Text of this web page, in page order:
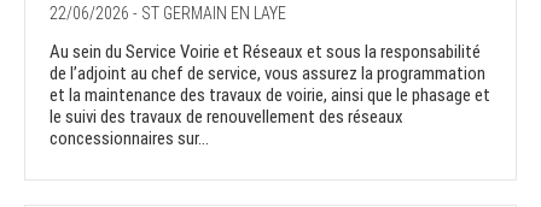
22/06/2026 - ST GERMAIN EN LAYE
Au sein du Service Voirie et Réseaux et sous la responsabilité
de l’adjoint au chef de service, vous assurez la programmation
et la maintenance des travaux de voirie, ainsi que le phasage et
le suivi des travaux de renouvellement des réseaux
concessionnaires sur...